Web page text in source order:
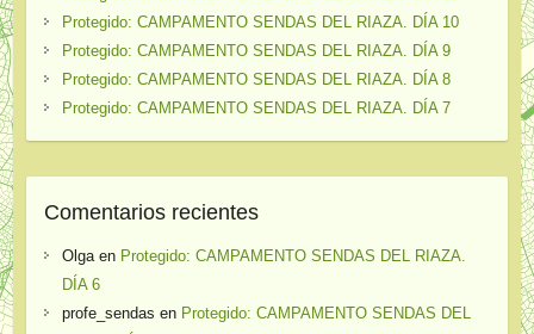
Protegido: CAMPAMENTO SENDAS DEL RIAZA. DÍA 10
Protegido: CAMPAMENTO SENDAS DEL RIAZA. DÍA 9
Protegido: CAMPAMENTO SENDAS DEL RIAZA. DÍA 8
Protegido: CAMPAMENTO SENDAS DEL RIAZA. DÍA 7
Comentarios recientes
Olgaen Protegido: CAMPAMENTO SENDAS DEL RIAZA.
DÍA 6
profe_sendas en Protegido: CAMPAMENTO SENDAS DEL